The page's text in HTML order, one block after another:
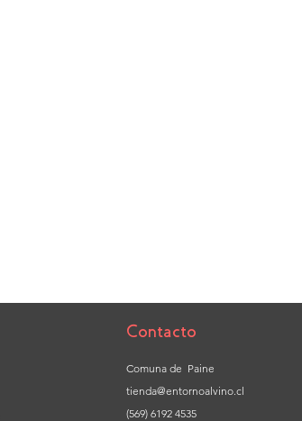
Contacto
Comuna de Paine
tienda@entornoalvino.cl
(569) 6192 4535